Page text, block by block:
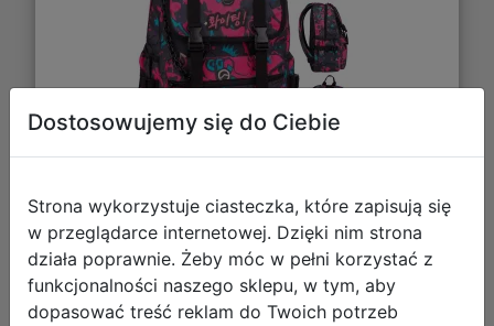
129,99 zł
DO KOSZYKA
Dostosowujemy się do Ciebie
Strona wykorzystuje ciasteczka, które zapisują się
w przeglądarce internetowej. Dzięki nim strona
działa poprawnie. Żeby móc w pełni korzystać z
funkcjonalności naszego sklepu, w tym, aby
dopasować treść reklam do Twoich potrzeb